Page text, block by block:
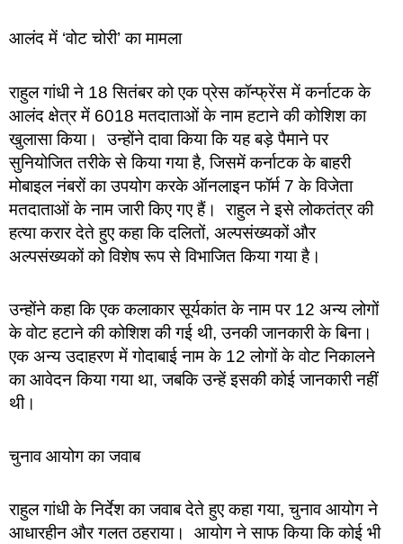
आलंद में ‘वोट चोरी’ का मामला
राहुल गांधी ने 18 सितंबर को एक प्रेस कॉन्फ्रेंस में कर्नाटक के
आलंद क्षेत्र में 6018 मतदाताओं के नाम हटाने की कोशिश का
खुलासा किया। उन्होंने दावा किया कि यह बड़े पैमाने पर
सुनियोजित तरीके से किया गया है, जिसमें कर्नाटक के बाहरी
मोबाइल नंबरों का उपयोग करके ऑनलाइन फॉर्म 7 के विजेता
मतदाताओं के नाम जारी किए गए हैं। राहुल ने इसे लोकतंत्र की
हत्या करार देते हुए कहा कि दलितों, अल्पसंख्यकों और
अल्पसंख्यकों को विशेष रूप से विभाजित किया गया है।
उन्होंने कहा कि एक कलाकार सूर्यकांत के नाम पर 12 अन्य लोगों
के वोट हटाने की कोशिश की गई थी, उनकी जानकारी के बिना।
एक अन्य उदाहरण में गोदाबाई नाम के 12 लोगों के वोट निकालने
का आवेदन किया गया था, जबकि उन्हें इसकी कोई जानकारी नहीं
थी।
चुनाव आयोग का जवाब
राहुल गांधी के निर्देश का जवाब देते हुए कहा गया, चुनाव आयोग ने
आधारहीन और गलत ठहराया। आयोग ने साफ किया कि कोई भी